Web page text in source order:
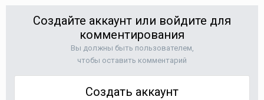
Создайте аккаунт или войдите для
комментирования
Вы должны быть пользователем,
чтобы оставить комментарий
Создать аккаунт